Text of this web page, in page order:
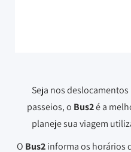
Seja nos
passeios, o Bus2é a
planeje sua viagem
O Bus2informa os horários